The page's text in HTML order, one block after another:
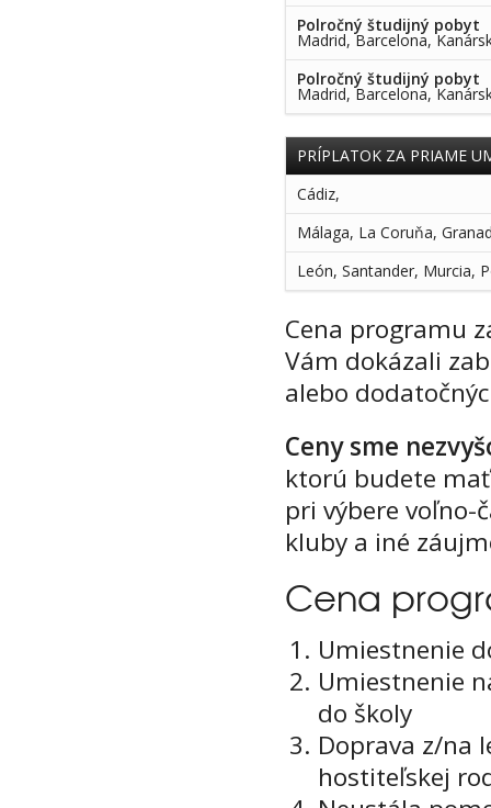
Polročný študijný pobyt
Madrid, Barcelona,
Polročný študijný pobyt
Madrid, Barcelona,
PRÍPLATOK ZA PRIAME
Cádiz,
Málaga, La Coruňa,
León, Santander, Murcia,
Cena programu
Vám dokázali
alebo
Ceny sme
ktorú budete
pri výbere voľno-
kluby a iné
Cena
Umiestnenie
Umiestnenie
do školy
Doprava z/na
hostiteľskej